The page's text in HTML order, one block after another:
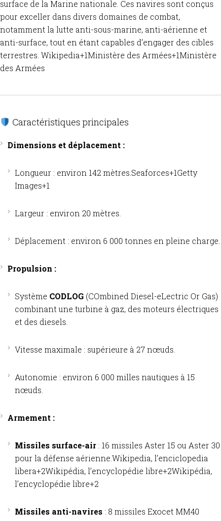
surface de la Marine nationale. Ces navires sont conçus
pour exceller dans divers domaines de combat,
notamment la lutte anti-sous-marine, anti-aérienne et
anti-surface, tout en étant capables d’engager des cibles
terrestres. Wikipedia+1Ministère des Armées+1Ministère
des Armées
Caractéristiques principales
Dimensions et déplacement :
Longueur : environ 142 mètres.Seaforces+1Getty
Images+1
Largeur : environ 20 mètres.
Déplacement : environ 6 000 tonnes en pleine charge.​
Propulsion :
Système CODLOG (COmbined Diesel-eLectric Or Gas)
combinant une turbine à gaz, des moteurs électriques
et des diesels.​
Vitesse maximale : supérieure à 27 nœuds.​
Autonomie : environ 6 000 milles nautiques à 15
nœuds.​
Armement :
Missiles surface-air : 16 missiles Aster 15 ou Aster 30
pour la défense aérienne.Wikipedia, l’enciclopedia
libera+2Wikipédia, l’encyclopédie libre+2Wikipédia,
l’encyclopédie libre+2
Missiles anti-navires : 8 missiles Exocet MM40